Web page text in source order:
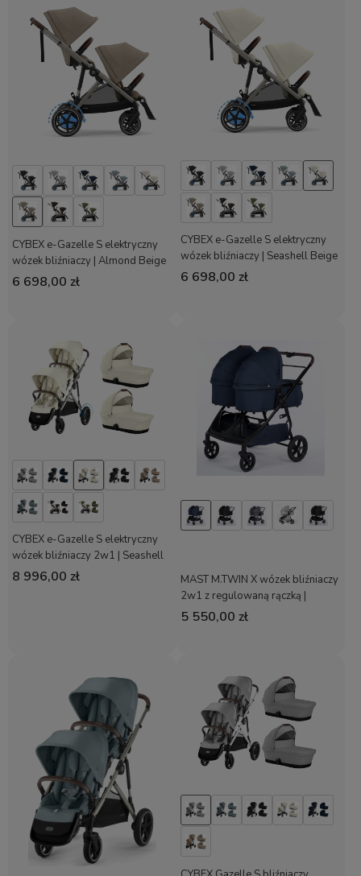
CYBEX e-Gazelle S elektryczny
wózek bliźniaczy | Almond Beige
6 698,00 zł
CYBEX e-Gazelle S elektryczny
wózek bliźniaczy | Seashell Beige
6 698,00 zł
CYBEX e-Gazelle S elektryczny
wózek bliźniaczy 2w1 | Seashell
Beige
8 996,00 zł
MAST M.TWIN X wózek bliźniaczy
2w1 z regulowaną rączką |
Blueberry
5 550,00 zł